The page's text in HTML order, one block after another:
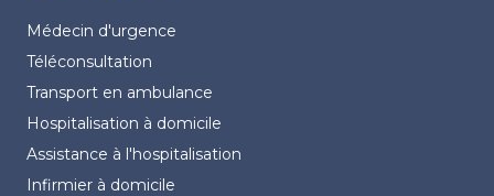
Médecin d'urgence
Téléconsultation
Transport en ambulance
Hospitalisation à domicile
Assistance à l'hospitalisation
Infirmier à domicile